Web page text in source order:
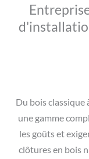
Du bois classique
une gamme
les goûts et
clôtures en bois